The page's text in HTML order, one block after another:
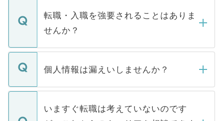
いただきますので、しばらくお待ちくださ
うち約3割は、Webサイトからご覧いただ
けない「非公開求人」です。非公開求人は
下記の理由によって、一般には公開してい
ません。
■応募殺到を避けるため 人気のある医療機
関を公にしてしまうと、応募が殺到する場
に、医療機関が求める条件に合った人材の
転職・入職を強要されることはありま
せんか？
転職・入職を強要することは一切ありませ
ん。また、仮に応募先から内定をいただい
定を承諾する必要はありません。内定先へ
の辞退の連絡はキャリアパートナーが行い
個人情報は漏えいしませんか？
個人情報が漏えいすることはありませんの
で、ご安心ください。当サイトからの登録
などで収集したご登録者様の個人情報は、
いますぐ転職は考えていないのです